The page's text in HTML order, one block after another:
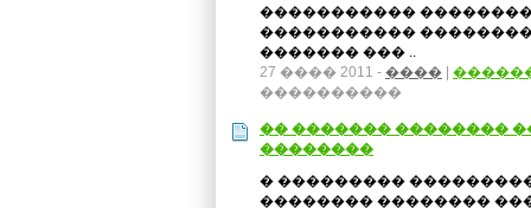
�����������
�����������
������� ��� ..
27 ���� 2011 - ����
����������
�� ������� ��������
��������
� ���������
�������� ��������